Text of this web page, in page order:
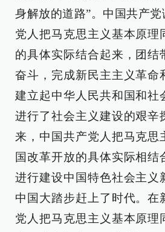
身解放的道路”。中国共产
党人把马克思主义基本原理
的具体实际结合起来，团结
奋斗，完成新民主主义革命
建立起中华人民共和国和社
进行了社会主义建设的艰辛
来，中国共产党人把马克思
国改革开放的具体实际相结
进行建设中国特色社会主义
中国大踏步赶上了时代。在
党人把马克思主义基本原理